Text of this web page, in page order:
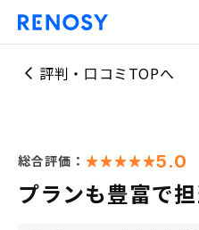
評判・口コミTOPへ
総合評価： 5.0
プランも豊富で